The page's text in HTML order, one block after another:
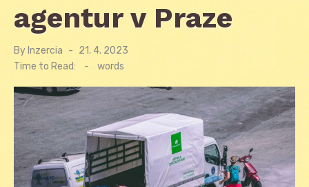
agentur v Praze
By Inzercia
Posted
21. 4. 2023
Time to Read:
- words